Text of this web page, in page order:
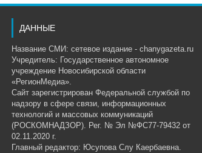
ДАННЫЕ
Название СМИ: сетевое издание - chanygazeta.ru
Учредитель: Государственное автономное
учреждение Новосибирской области
«РегионМедиа».
Сайт зарегистрирован Федеральной службой по
надзору в сфере связи, информационных
технологий и массовых коммуникаций
(РОСКОМНАДЗОР). Рег. № Эл №ФС77-79432 от
02.11.2020 г.
Главный редактор: Юсупова Слу Каербаевна.